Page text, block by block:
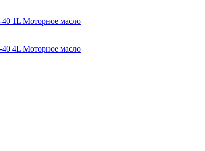
1L Моторное масло
4L Моторное масло